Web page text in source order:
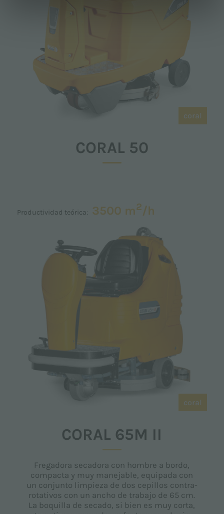
coral
CORAL 50
Productividad teórica: 3500 m2/h
coral
CORAL 65M II
Fregadora secadora con hombre a bordo,
compacta y muy manejable, equipada con
un conjunto limpieza de dos cepillos contra-
rotativos con un ancho de trabajo de 65 cm.
La boquilla de secado, si bien es muy corta,